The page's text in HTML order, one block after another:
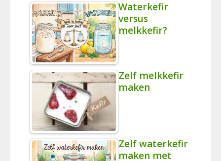
Waterkefir
versus
melkkefir?
Zelf melkkefir
maken
Zelf waterkefir
maken met